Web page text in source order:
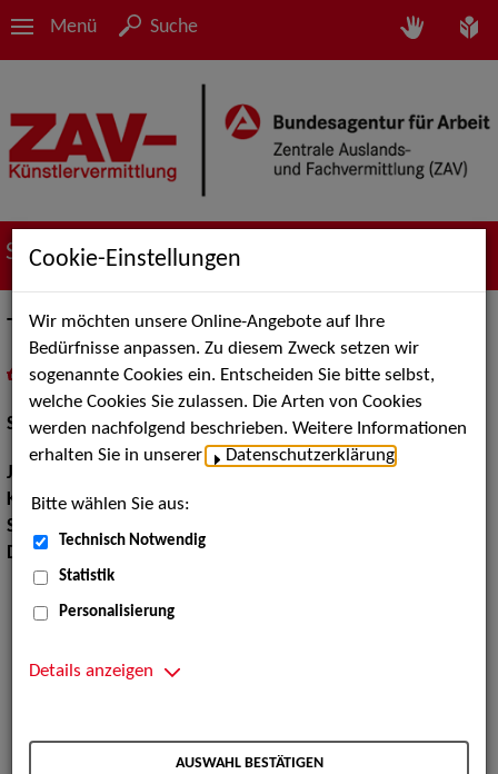
Menü Suche
Suche nach Künstler*innen
Timon Schleheck
als PDF speichern
inMeine Merklistelegen
Schauspiel:Bühne
Jahrgang:
Körpergröße:190 cm
Sprachen:
Dialekte:
Hamburgisch, Kölsch
Cookie-Einstellungen
Wir möchten unsere Online-Angebote auf Ihre
Bedürfnisse anpassen. Zu diesem Zweck setzen wir
sogenannte Cookies ein. Entscheiden Sie bitte selbst,
welche Cookies Sie zulassen. Die Arten von Cookies
werden nachfolgend beschrieben. Weitere Informationen
erhalten Sie in unserer
Datenschutzerklärung
Bitte wählen Sie aus:
Technisch Notwendig
Statistik
Personalisierung
Details anzeigen
AUSWAHL BESTÄTIGEN